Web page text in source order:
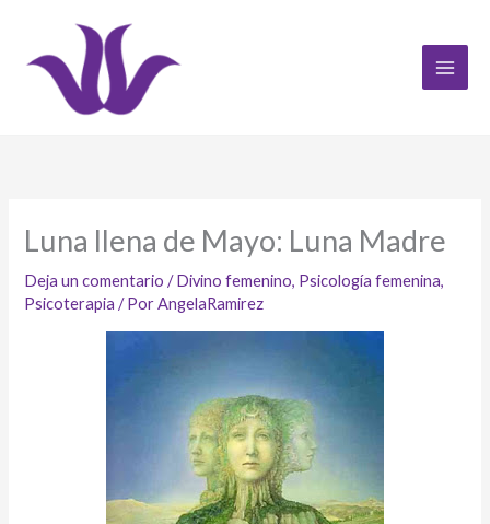
contenido
Luna llena de Mayo: Luna Madre
Deja un comentario /Divino femenino, Psicología femenina,
Psicoterapia / PorAngelaRamirez